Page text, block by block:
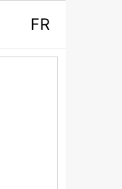
FR